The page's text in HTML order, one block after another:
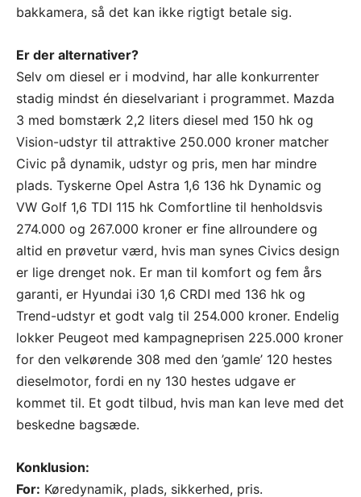
bakkamera, så det kan ikke rigtigt betale sig.
Er der alternativer?
Selv om diesel er i modvind, har alle konkurrenter
stadig mindst én dieselvariant i programmet. Mazda
3 med bomstærk 2,2 liters diesel med 150 hk og
Vision-udstyr til attraktive 250.000 kroner matcher
Civic på dynamik, udstyr og pris, men har mindre
plads. Tyskerne Opel Astra 1,6 136 hk Dynamic og
VW Golf 1,6 TDI 115 hk Comfortline til henholdsvis
274.000 og 267.000 kroner er fine allroundere og
altid en prøvetur værd, hvis man synes Civics design
er lige drenget nok. Er man til komfort og fem års
garanti, er Hyundai i30 1,6 CRDI med 136 hk og
Trend-udstyr et godt valg til 254.000 kroner. Endelig
lokker Peugeot med kampagneprisen 225.000 kroner
for den velkørende 308 med den ’gamle’ 120 hestes
dieselmotor, fordi en ny 130 hestes udgave er
kommet til. Et godt tilbud, hvis man kan leve med det
beskedne bagsæde.
Konklusion:
For: Køredynamik, plads, sikkerhed, pris.